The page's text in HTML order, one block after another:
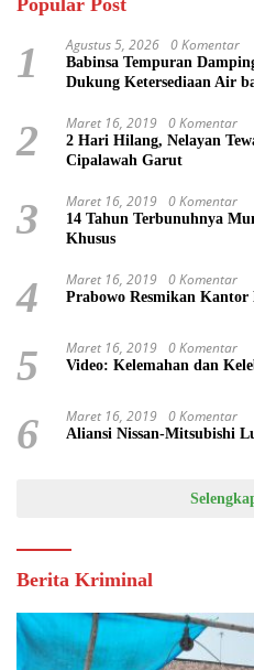
Popular Post
1 Agustus 5, 2026 0 Komentar
Babinsa Tempuran
Dukung Ketersediaan Air
2 Maret 16, 2019 0 Komentar
2 Hari Hilang, Nelayan
Cipalawah Garut
3 Maret 16, 2019 0 Komentar
14 Tahun Terbunuhnya
Khusus
4 Maret 16, 2019 0 Komentar
Prabowo Resmikan
5 Maret 16, 2019 0 Komentar
Video: Kelemahan dan
6 Maret 16, 2019 0 Komentar
Aliansi Nissan-Mitsubishi
Berita Kriminal